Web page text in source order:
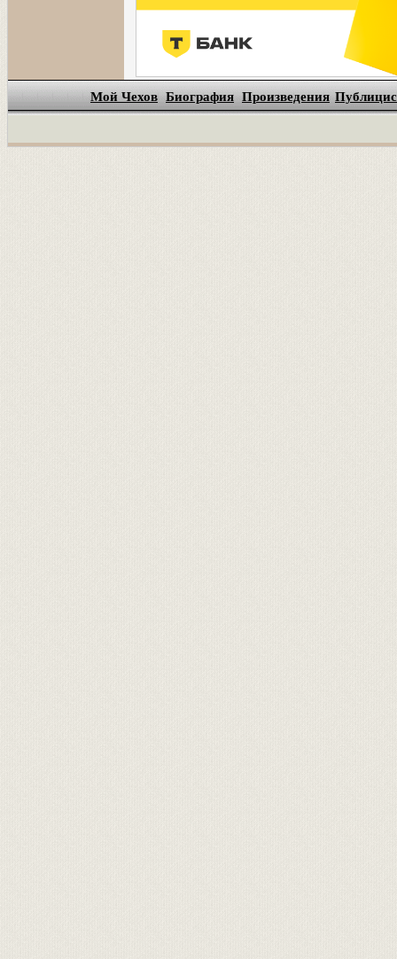
Мой Чехов Биография Произведения